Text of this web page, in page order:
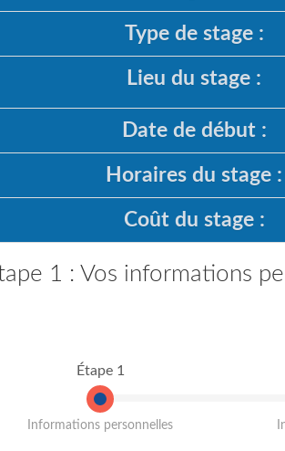
Type de stage :
Lieu du stage :
Date de début :
Horaires du stage :
Coût du stage :
1 : Vos informations
Étape 1
Informations personnelles